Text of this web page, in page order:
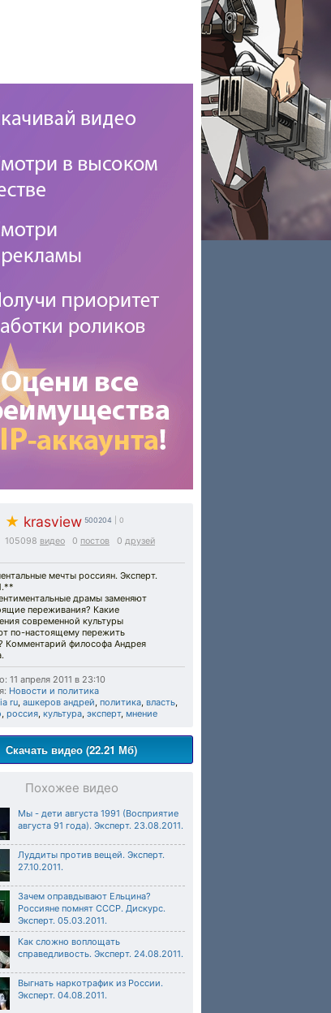
★ krasview 500204 | 0
105098 видео 0 постов 0 друзей
мечты россиян. Эксперт.
драмы заменяют
переживания? Какие
современной культуры
по-настоящему пережить
Комментарий философа Андрея
11 апреля 2011 в 23:10
Новости и политика
ru, ашкеров андрей, политика, власть,
, россия, культура, эксперт, мнение
Скачать видео (22.21 Мб)
Похожее видео
Мы - дети августа 1991 (Восприятие
августа 91 года). Эксперт. 23.08.2011.
Луддиты против вещей. Эксперт.
27.10.2011.
Зачем оправдывают Ельцина?
Россияне помнят СССР. Дискурс.
Эксперт. 05.03.2011.
Как сложно воплощать
справедливость. Эксперт. 24.08.2011.
Выгнать наркотрафик из России.
Эксперт. 04.08.2011.